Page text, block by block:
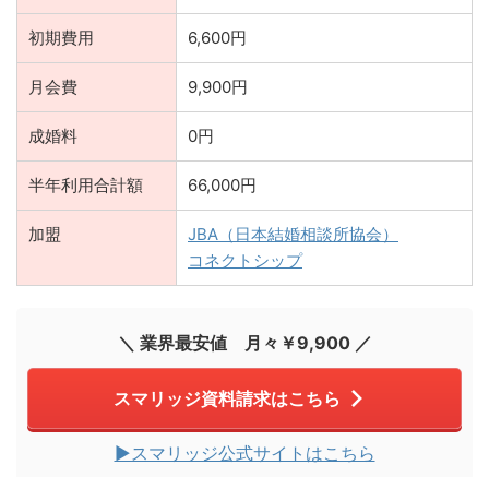
初期費用 6,600円
月会費 9,900円
成婚料 0円
半年利用合計額 66,000円
加盟
JBA（日本結婚相談所協会）
コネクトシップ
＼ 業界最安値 月々￥9,900 ／
スマリッジ資料請求はこちら
▶︎スマリッジ公式サイトはこちら